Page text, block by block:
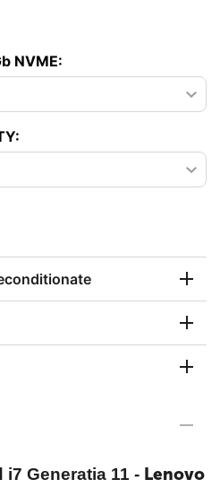
NVME:
Generatia 11 - Lenovo